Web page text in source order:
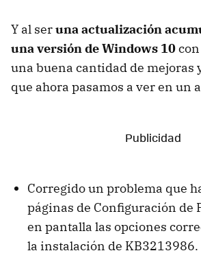
Y al seruna actualización
una versión de Windows 10
una buena cantidad de mejoras
que ahora pasamos a ver en un
Corregido un problema que
páginas de Configuración de
en pantalla las opciones
la instalación de KB3213986.